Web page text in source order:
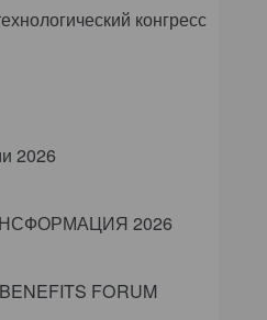
конгресс
2026
2026
FORUM